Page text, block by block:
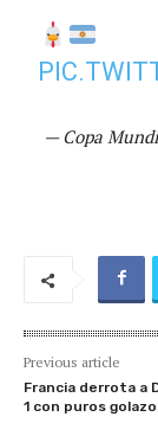
— Copa
Previous article
Francia derrota a
1 con puros